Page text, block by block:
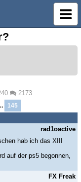
2173
145
rad1oactive
hab ich das XIII
auf der ps5 begonnen,
FX Freak